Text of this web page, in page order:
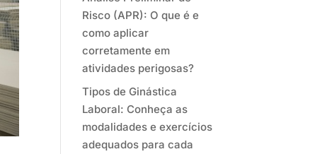
Risco (APR): O que é e
como aplicar
corretamente em
atividades perigosas?
Tipos de Ginástica
Laboral: Conheça as
modalidades e exercícios
adequados para cada